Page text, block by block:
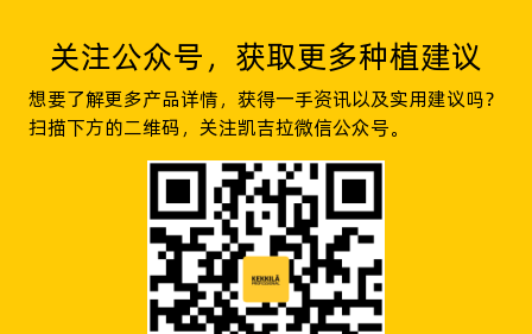
关注公众号，获取更多种植建议
想要了解更多产品详情，获得一手资讯以及实用建议吗？
扫描下方的二维码，关注凯吉拉微信公众号。